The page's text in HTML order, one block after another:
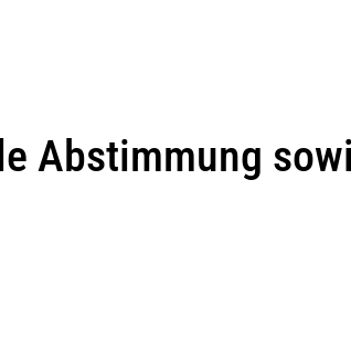
Abstimmung